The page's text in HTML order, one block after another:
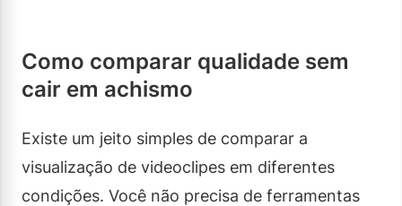
Como comparar qualidade sem
cair em achismo
Existe um jeito simples de comparar a
visualização de videoclipes em diferentes
condições. Você não precisa de ferramentas